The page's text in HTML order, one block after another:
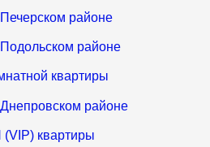
районе
районе
квартиры
районе
квартиры